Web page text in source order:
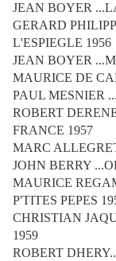
JEAN BOYER
GERARD
L'ESPIEGLE 1956
JEAN BOYER
MAURICE DE
PAUL MESNIER
ROBERT
FRANCE 1957
MARC
JOHN BERRY
MAURICE
P'TITES PEPES
CHRISTIAN
1959
ROBERT